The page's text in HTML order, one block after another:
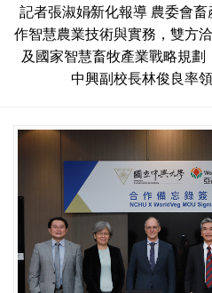
記者張淑娟∕新化報導 農委會
作智慧農業技術與實務，雙方
及國家智慧畜牧產業戰略規劃
中興副校長林俊良率